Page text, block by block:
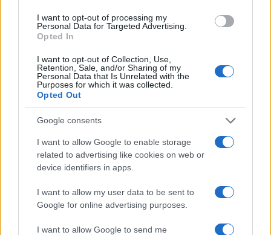
I want to opt-out of processing my
Personal Data for Targeted Advertising.
Opted In
I want to opt-out of Collection, Use,
Retention, Sale, and/or Sharing of my
Personal Data that Is Unrelated with the
Purposes for which it was collected.
Opted Out
Google consents
I want to allow Google to enable storage
related to advertising like cookies on web or
device identifiers in apps.
I want to allow my user data to be sent to
Google for online advertising purposes.
I want to allow Google to send me
Continua a leggere